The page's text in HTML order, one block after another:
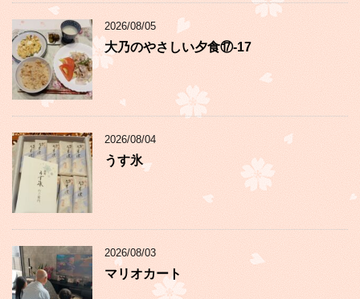
2026/08/05
大乃のやさしい夕食⑰-17
2026/08/04
うす氷
2026/08/03
マリオカート